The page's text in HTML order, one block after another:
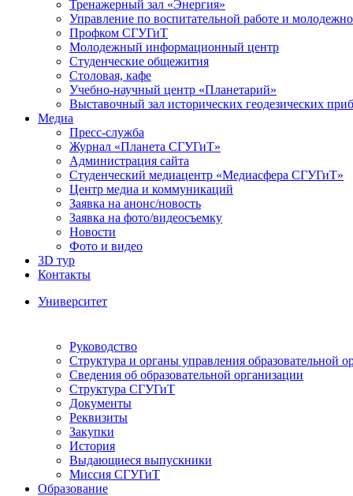
Тренажерный зал «Энергия»
Управление по воспитательной работе и
Профком СГУГиТ
Молодежный информационный центр
Студенческие общежития
Столовая, кафе
Учебно-научный центр «Планетарий»
Выставочный зал исторических геодезических
Медиа
Пресс-служба
Журнал «Планета СГУГиТ»
Администрация сайта
Студенческий медиацентр «Медиасфера СГУГиТ»
Центр медиа и коммуникаций
Заявка на анонс/новость
Заявка на фото/видеосъемку
Новости
Фото и видео
3D тур
Контакты
Университет
Руководство
Структура и органы управления образовательной
Сведения об образовательной организации
Структура СГУГиТ
Документы
Реквизиты
Закупки
История
Выдающиеся выпускники
Миссия СГУГиТ
Образование